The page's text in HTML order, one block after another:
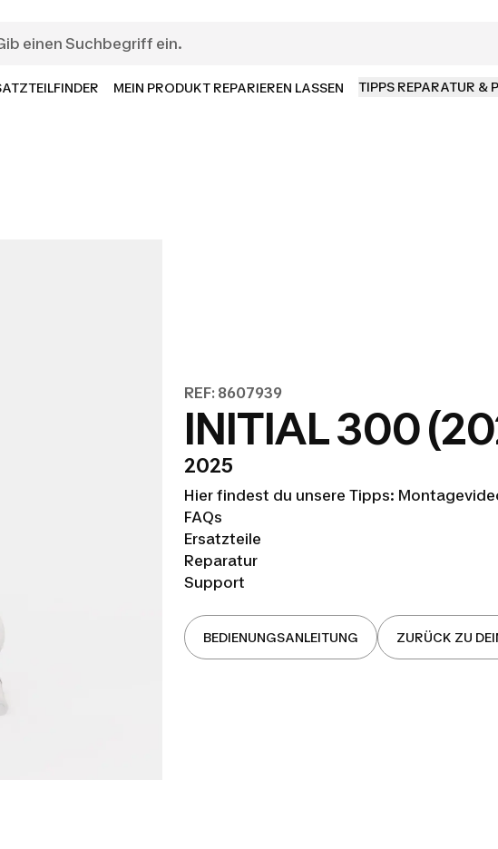
MEIN PRODUKT REPARIEREN LASSEN TIPPS REPARATUR &
REF: 8607939
INITIAL 300
2025
Hier findest du unsere Tipps:
FAQs
Ersatzteile
Reparatur
Support
BEDIENUNGSANLEITUNG ZURÜCK ZU